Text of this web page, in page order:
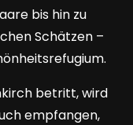
bis hin zu
Schätzen –
betritt, wird
empfangen,